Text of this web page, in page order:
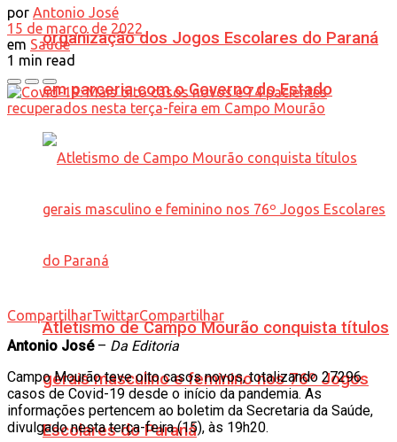
organização dos Jogos Escolares do Paraná
em parceria com o Governo do Estado
Atletismo de Campo Mourão conquista títulos
gerais masculino e feminino nos 76º Jogos
Escolares do Paraná
por Antonio José
15 de março de 2022
em Saúde
1 min read
CompartilharTwittarCompartilhar
Antonio José– Da Editoria
Campo Mourão teve oito casos novos, totalizando 27296
casos de Covid-19 desde o início da pandemia. As
informações pertencem ao boletim da Secretaria da Saúde,
divulgado nesta terça-feira (15), às 19h20.